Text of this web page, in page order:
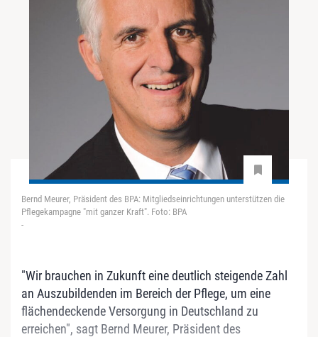
Bernd Meurer, Präsident des BPA: Mitgliedseinrichtungen unterstützen die
Pflegekampagne "mit ganzer Kraft". Foto: BPA
-
"Wir brauchen in Zukunft eine deutlich steigende Zahl
an Auszubildenden im Bereich der Pflege, um eine
flächendeckende Versorgung in Deutschland zu
erreichen", sagt Bernd Meurer, Präsident des